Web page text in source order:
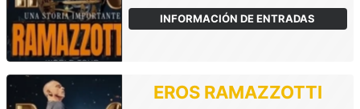
INFORMACIÓN DE ENTRADAS
EROS RAMAZZOTTI